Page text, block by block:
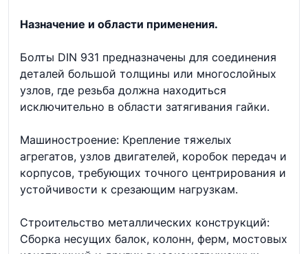
Назначение и области применения.
Болты DIN 931 предназначены для соединения
деталей большой толщины или многослойных
узлов, где резьба должна находиться
исключительно в области затягивания гайки.
Машиностроение: Крепление тяжелых
агрегатов, узлов двигателей, коробок передач и
корпусов, требующих точного центрирования и
устойчивости к срезающим нагрузкам.
Строительство металлических конструкций:
Сборка несущих балок, колонн, ферм, мостовых